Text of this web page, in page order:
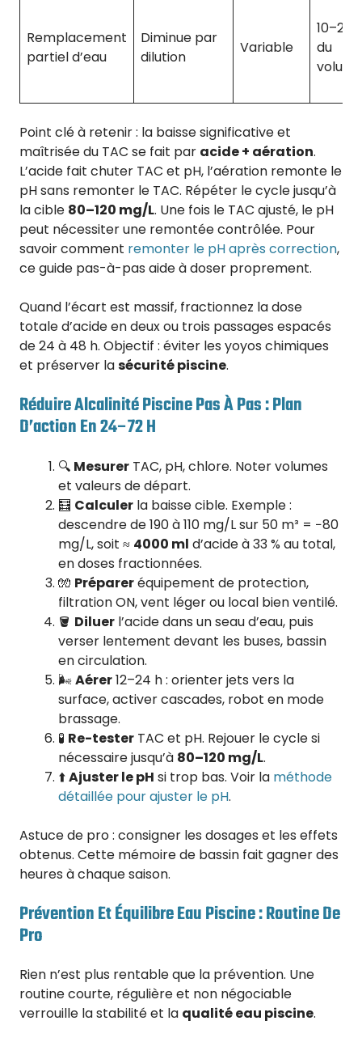
Remplacement
partiel d’eau
Diminue par
dilution
Variable
10–20
du
Point clé à retenir : la baisse significative et
maîtrisée du TAC se fait par acide + aération.
L’acide fait chuter TAC et pH, l’aération remonte le
pH sans remonter le TAC. Répéter le cycle jusqu’à
la cible 80–120 mg/L. Une fois le TAC ajusté, le pH
peut nécessiter une remontée contrôlée. Pour
savoir comment remonter le pH après correction,
ce guide pas-à-pas aide à doser proprement.
Quand l’écart est massif, fractionnez la dose
totale d’acide en deux ou trois passages espacés
de 24 à 48 h. Objectif : éviter les yoyos chimiques
et préserver lasécurité piscine.
Réduire Alcalinité Piscine Pas À Pas : Plan
D’action En 24–72 H
🔍 Mesurer TAC, pH, chlore. Noter volumes
et valeurs de départ.
🧮 Calculer la baisse cible. Exemple :
descendre de 190 à 110 mg/L sur 50 m³ = −80
mg/L, soit ≈ 4000 ml d’acide à 33 % au total,
en doses fractionnées.
🧤 Prépareréquipement de protection,
filtration ON, vent léger ou local bien ventilé.
🪣 Diluer l’acide dans un seau d’eau, puis
verser lentement devant les buses, bassin
en circulation.
🌬️Aérer12–24 h : orienter jets vers la
surface, activer cascades, robot en mode
brassage.
🧪 Re-tester TAC et pH. Rejouer le cycle si
nécessaire jusqu’à 80–120 mg/L.
⬆️Ajuster le pH si trop bas. Voir la méthode
détaillée pour ajuster le pH.
Astuce de pro : consigner les dosages et les effets
obtenus. Cette mémoire de bassin fait gagner des
heures à chaque saison.
Prévention Et Équilibre Eau Piscine : Routine De
Pro
Rien n’est plus rentable que la prévention. Une
routine courte, régulière et non négociable
verrouille la stabilité et la qualité eau piscine.